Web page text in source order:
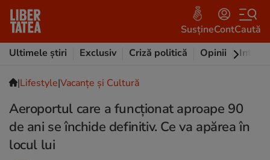
SusțineContCaută
Ultimele știri
Exclusiv Criză politică Opinii
|Lifestyle|Vacanțe și Cultură
Aeroportul care a funcționat aproape 90
de ani se închide definitiv. Ce va apărea în
locul lui